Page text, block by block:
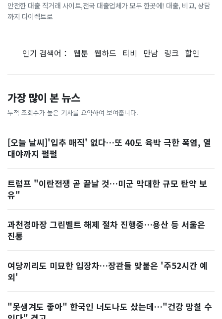
안전한 대출 직거래 사이트,전국 대출업체가 모두 한곳에! 대출, 비교, 상담
까지 다이렉트로
인기 검색어： 웹툰 웹하드 티비 만남 링크 할인
가장 많이 본 뉴스
누적 조회수가 높은 기사를 요약하여 보여줍니다.
[오늘 날씨]'입추 매직' 없다…또 40도 육박 극한 폭염, 열
대야까지 펄펄
트럼프 "이란전쟁 곧 끝날 것…미군 막대한 규모 탄약 보
유"
과천경마장 그린벨트 해제 절차 진행중…용산 등 서울은
진통
여당끼리도 미묘한 입장차…장관들 맞붙은 '주52시간 예
외'
"못생겨도 좋아" 한국인 너도나도 샀는데…"건강 망칠 수